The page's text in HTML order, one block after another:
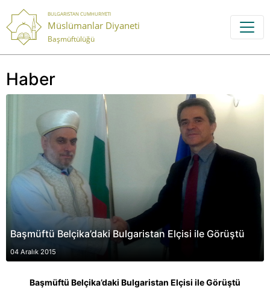
BULGARISTAN CUMHURIYETI
Müslümanlar Diyaneti
Başmüftülüğü
Haber
Başmüftü Belçika’daki Bulgaristan Elçisi ile Görüştü
04 Aralık 2015
Başmüftü Belçika’daki Bulgaristan Elçisi ile Görüştü